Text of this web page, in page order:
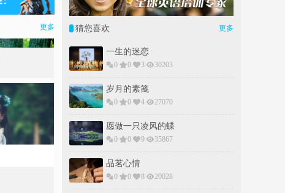
更多 猜您喜欢 更多
一生的迷恋
0 0 3 30203
岁月的素䇳
0 0 4 27070
愿做一只凌风的蝶
0 0 9 35867
品茗心情
0 0 8 20028